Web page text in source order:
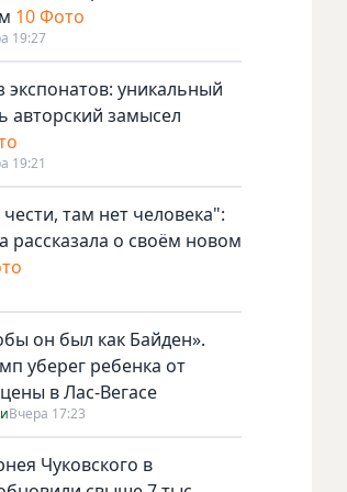
10 Фото
19:27
экспонатов: уникальный
авторский замысел
19:21
там нет человека":
о своём новом
он был как Байден».
уберег ребенка от
в Лас-Вегасе
Вчера 17:23
Чуковского в